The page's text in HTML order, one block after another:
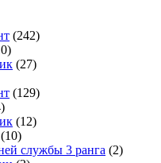
(242)
(27)
(129)
(12)
(10)
службы 3 ранга (2)